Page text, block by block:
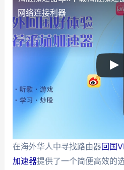
网络连接利器
在海外华人中寻找路由器回国
加速器提供了一个简便高效的